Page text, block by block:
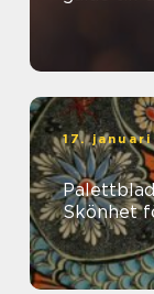
17. januari
Skönhet